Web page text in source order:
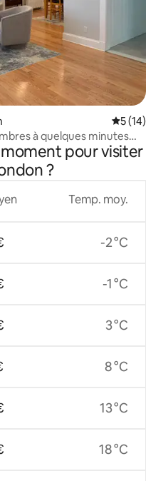
5 (14)
à quelques minutes
pour visiter
?
Temp. moy.
-2 °C
-1 °C
3 °C
8 °C
13 °C
18 °C